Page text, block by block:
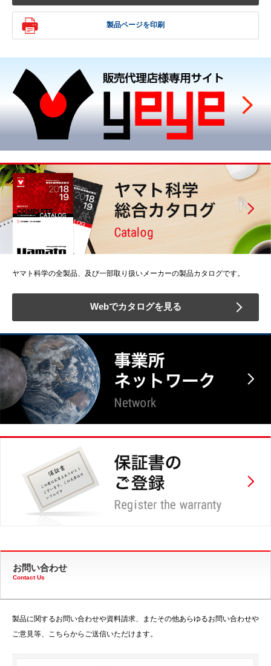
製品ページを印刷
ヤマト科学の全製品、及び一部取り扱いメーカーの製品カタログです。
Webでカタログを見る
お問い合わせ
Contact Us
製品に関するお問い合わせや資料請求、またその他あらゆるお問い合わせや
ご意見等、こちらからご送信いただけます。